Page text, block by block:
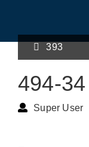
393
494-34
Super User